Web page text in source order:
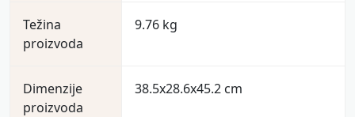
***Testirano na pripremi ribljih štapića i
kobasica.
Težina
proizvoda
9.76 kg
Dimenzije
proizvoda
38.5x28.6x45.2 cm